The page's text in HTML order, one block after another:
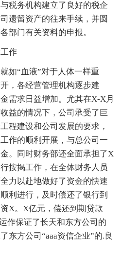
税务机构建立了良好的税企
遗留资产的往来手续，并圆
部门有关资料的申报。
作
如“血液”对于人体一样重
，各经营管理机构逐步建
需求日益增加。尤其在X-X月
益的情况下，公司承受了巨
程建设和公司发展的要求，
作的顺利开展，与总公司一
。同时财务部还全面承担了X
按揭工作，在全体财务人员
力以赴地做好了资金的快速
利进行，及时偿还了银行到
X。X亿元，偿还到期贷款
作保证了长天和东方公司的
东方公司“aaa资信企业”的.良